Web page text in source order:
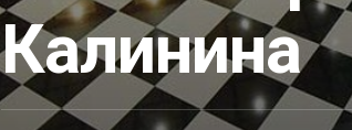
Калинина